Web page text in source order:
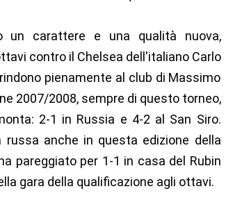
un carattere e una qualità nuova,
contro il Chelsea dell'italiano Carlo
pienamente al club di Massimo
2007/2008, sempre di questo torneo,
2-1 in Russia e 4-2 al San Siro.
anche in questa edizione della
pareggiato per 1-1 in casa del Rubin
gara della qualificazione agli ottavi.